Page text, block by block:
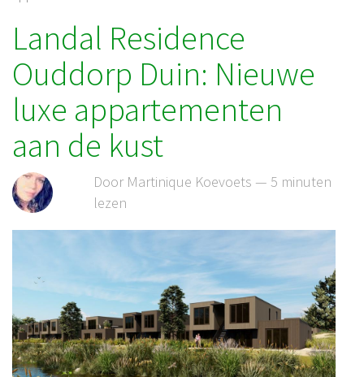
Landal Residence
Ouddorp Duin: Nieuwe
luxe appartementen
aan de kust
Door Martinique Koevoets — 5 minuten
lezen